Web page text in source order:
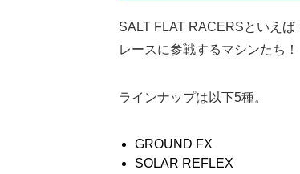
SALT FLAT RACERSといえ
レースに参戦するマシンたち！
ラインナップは以下5種。
GROUND FX
SOLAR REFLEX